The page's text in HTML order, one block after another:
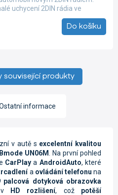
Do košíku
uchycení 2DIN rádia ve
související produkty
informace
v autě s excelentní kvalitou
Bmode UN06M
. Na první pohled
CarPlay a AndroidAuto, které
a ovládání telefonu na
palcová dotyková obrazovka
v
HD rozlišení, což potěší